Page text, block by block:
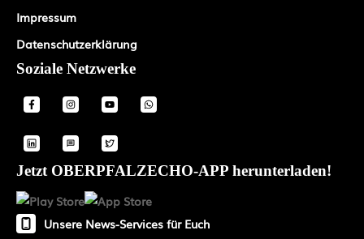
Impressum
Datenschutzerklärung
Soziale Netzwerke
Jetzt OBERPFALZECHO-APP herunterladen!
Unsere News-Services für Euch